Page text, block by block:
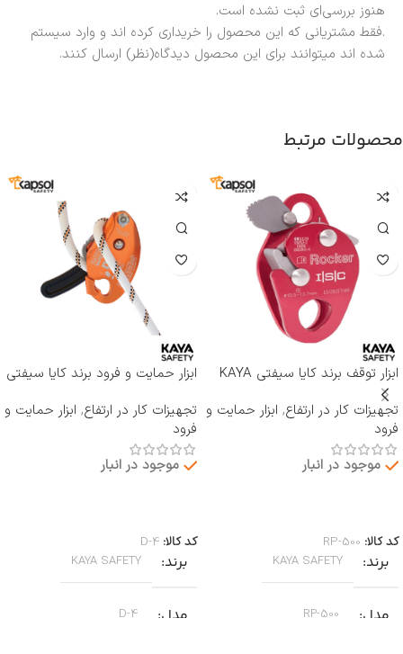
هنوز بررسی‌ای ثبت نشده است.
.فقط مشتریانی که این محصول را خریداری کرده اند و وارد سیستم
شده اند میتوانند برای این محصول دیدگاه(نظر) ارسال کنند.
محصولات مرتبط
ابزار توقف برند کایا سیفتی KAYA
SAFETY مدل RP-500 ROCKER
تجهیزات کار در ارتفاع, ابزار حمایت و
فرود
موجود در انبار
کد کالا: RP-500
برند KAYA SAFETY
مدل RP-500
ابزار حمایت و فرود برند کایا سیفتی
تجهیزات کار در ارتفاع, ابزار حمایت و
فرود
موجود در انبار
کد کالا: D-4
برند KAYA SAFETY
مدل D-4